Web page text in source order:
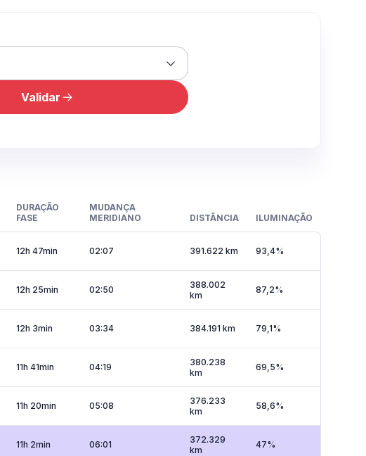
Validar
DURAÇÃO
FASE
MUDANÇA
MERIDIANO
DISTÂNCIA ILUMINAÇÃO
12h 47min 02:07 391.622 km 93,4%
12h 25min 02:50
388.002
km
87,2%
12h 3min 03:34 384.191 km 79,1%
11h 41min 04:19
380.238
km
69,5%
11h 20min 05:08
376.233
km
58,6%
11h 2min 06:01
372.329
km
47%